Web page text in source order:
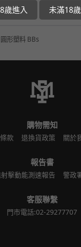
形塑料 BBs
購物需知
款 退換貨政策 關於
報告書
擊動能測速報告 警政
客服聯繫
門市電話:02-29277707
歲進入 未滿18